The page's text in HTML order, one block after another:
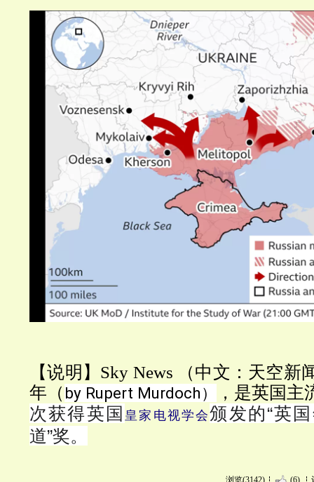
【说明】Sky News （中文：天空新
年（ by Rupert Murdoch） ，是英国主
次获得英国 皇家电视学会颁发的“英
道”奖。
浏览(3142) (6)